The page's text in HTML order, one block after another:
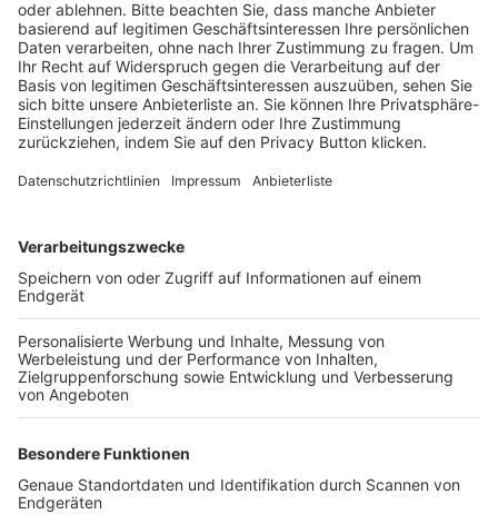
BFV-Geschäftsstellen
Trainerbörse
Login SpielPlus
FOLGE DEM BFV
TOP-VEREINE
TOP-PARTNER